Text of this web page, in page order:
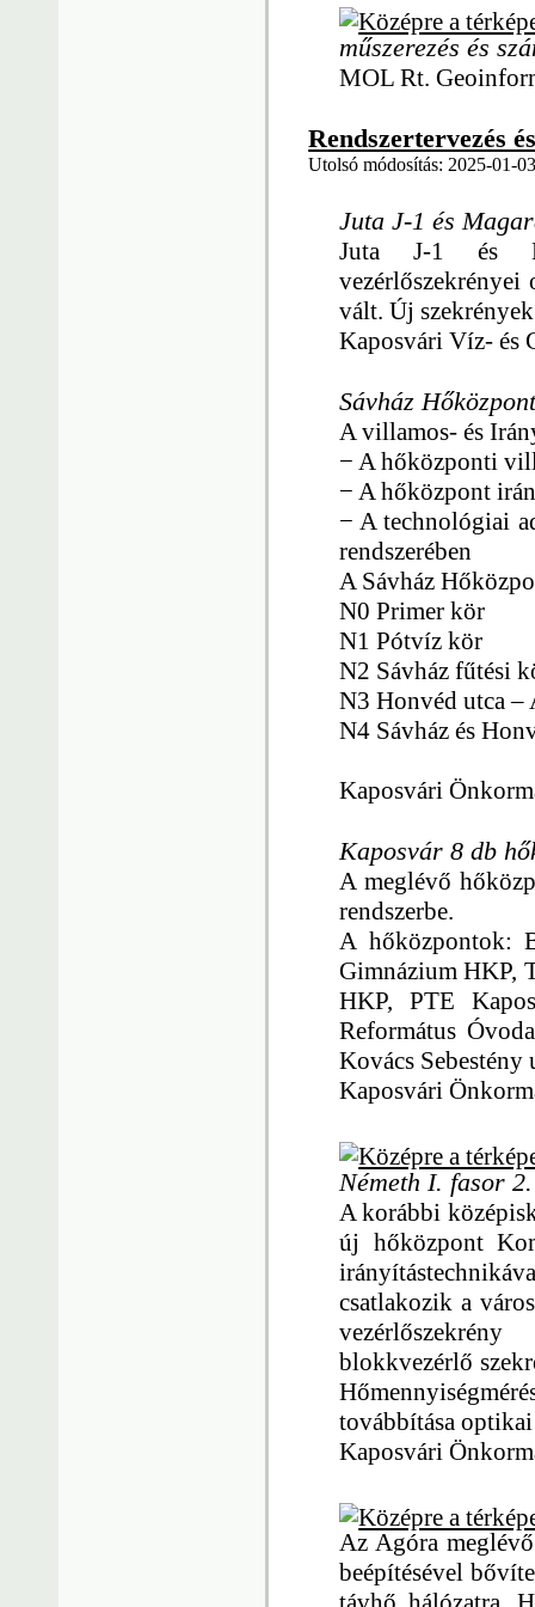
műszerezés és
MOL Rt.
Rendszertervezés
Utolsó módosítás: 2025-01-
Juta J-1 és
Juta J-1 és
vált. Új
Kaposvári Víz- és
Sávház
A villamos- és
− A hőközponti
− A hőközpont
− A technológiai
rendszerében
A Sávház
N0 Primer kör
N1 Pótvíz kör
N2 Sávház fűtési
N3 Honvéd utca –
N4 Sávház és
Kaposvári
Kaposvár 8 db
A meglévő
rendszerbe.
A hőközpontok:
Gimnázium HKP,
HKP, PTE
Református
Kovács Sebestény
Kaposvári
Németh I. fasor 2.
A korábbi
új hőközpont
csatlakozik a
blokkvezérlő
továbbítása
Kaposvári
Az Agóra
beépítésével